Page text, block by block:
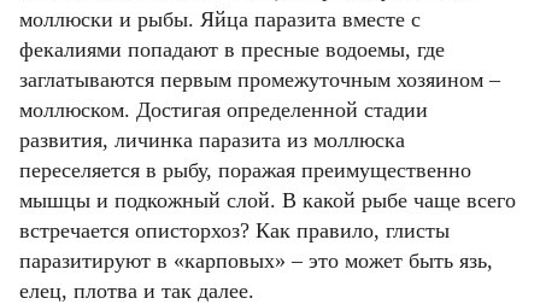
моллюски и рыбы. Яйца паразита вместе с
фекалиями попадают в пресные водоемы, где
заглатываются первым промежуточным хозяином –
моллюском. Достигая определенной стадии
развития, личинка паразита из моллюска
переселяется в рыбу, поражая преимущественно
мышцы и подкожный слой. В какой рыбе чаще всего
встречается описторхоз? Как правило, глисты
паразитируют в «карповых» – это может быть язь,
елец, плотва и так далее.